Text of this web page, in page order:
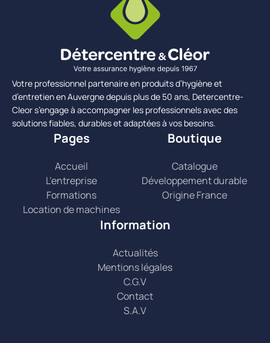
Votre professionnel partenaire en produits d’hygiène et
d’entretien en Auvergne depuis plus de 50 ans, Detercentre-
Cleor s’engage à accompagner les professionnels avec des
solutions fiables, durables et adaptées à vos besoins.
Pages
Accueil
L’entreprise
Formations
Location de machines
Boutique
Catalogue
Développement durable
Origine France
Information
Actualités
Mentions légales
C.G.V
Contact
S.A.V